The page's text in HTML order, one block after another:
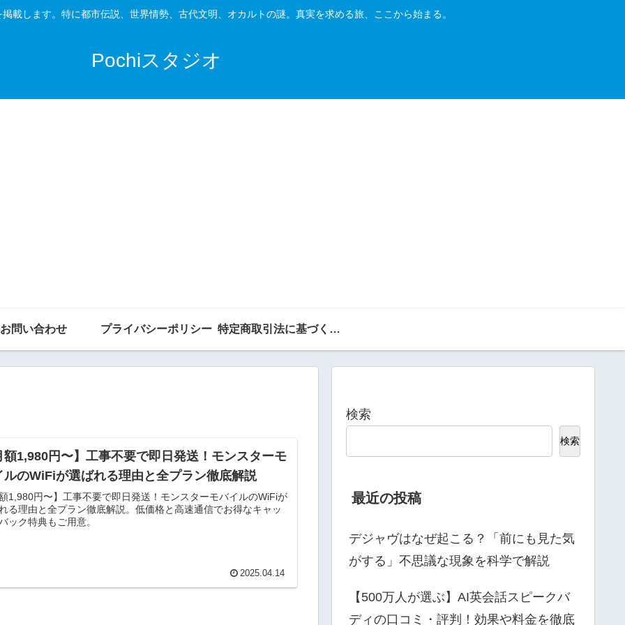
載します。特に都市伝説、世界情勢、古代文明、オカルトの謎。真実を求める旅、ここから始まる。
Pochiスタジオ
お問い合わせ プライバシーポリシー 特定商取引法に基づく表記
額1,980円〜】工事不要で即日発送！モンスターモ
ルのWiFiが選ばれる理由と全プラン徹底解説
1,980円〜】工事不要で即日発送！モンスターモバイルのWiFiが
る理由と全プラン徹底解説。低価格と高速通信でお得なキャッ
ック特典もご用意。
2025.04.14
検索
検索
最近の投稿
デジャヴはなぜ起こる？「前にも見た気
がする」不思議な現象を科学で解説
【500万人が選ぶ】AI英会話スピークバ
ディの口コミ・評判！効果や料金を徹底